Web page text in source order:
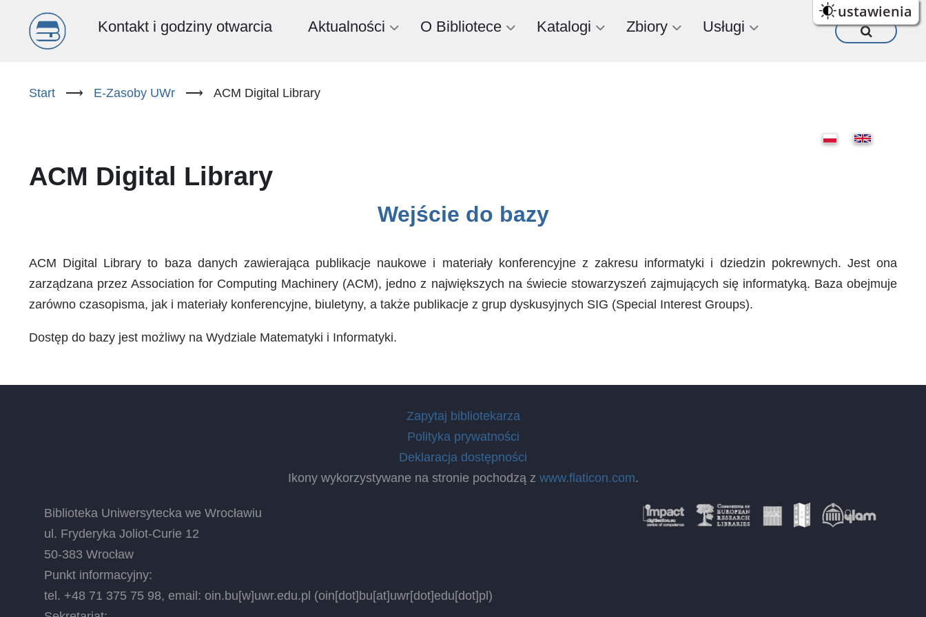
ustawienia
Menu
(PL)
Kontakt i godziny otwarcia Aktualności O Bibliotece Katalogi Zbiory Usługi
Start ⟶ E-Zasoby UWr ⟶ ACM Digital Library
ACM Digital Library
Wejście do bazy
ACM Digital Library to baza danych zawierająca publikacje naukowe i materiały konferencyjne z zakresu informatyki i dziedzin pokrewnych. Jest ona
zarządzana przez Association for Computing Machinery (ACM), jedno z największych na świecie stowarzyszeń zajmujących się informatyką. Baza obejmuje
zarówno czasopisma, jak i materiały konferencyjne, biuletyny, a także publikacje z grup dyskusyjnych SIG (Special Interest Groups).
Dostęp do bazy jest możliwy na Wydziale Matematyki i Informatyki.
Zapytaj bibliotekarza
Polityka prywatności
Deklaracja dostępności
Ikony wykorzystywane na stronie pochodzą z www.flaticon.com.
Biblioteka Uniwersytecka we Wrocławiu
ul. Fryderyka Joliot-Curie 12
50-383 Wrocław
Punkt informacyjny:
tel. +48 71 375 75 98, email: oin.bu [w] uwr.edu.pl (oin[dot]bu[at]uwr[dot]edu[dot]pl)